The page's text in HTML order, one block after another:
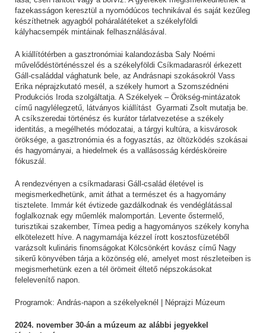
fazekasságon keresztül a nyomódúcos technikával és saját kezűleg
készíthetnek agyagból poháralátéteket a székelyföldi
kályhacsempék mintáinak felhasználásával.
A kiállítótérben a gasztronómiai kalandozásba Saly Noémi
művelődéstörténésszel és a székelyföldi Csíkmadarasról érkezett
Gáll-családdal vághatunk bele, az Andrásnapi szokásokról Vass
Erika néprajzkutató mesél, a székely humort a Szomszédnéni
Produkciós Iroda szolgáltatja. A Székelyek – Örökség-mintázatok
című nagylélegzetű, látványos kiállítást Gyarmati Zsolt mutatja be.
A csíkszeredai történész és kurátor tárlatvezetése a székely
identitás, a megélhetés módozatai, a tárgyi kultúra, a kisvárosok
öröksége, a gasztronómia és a fogyasztás, az öltözködés szokásai
és hagyományai, a hiedelmek és a vallásosság kérdésköreire
fókuszál.
A rendezvényen a csíkmadarasi Gáll-család életével is
megismerkedhetünk, amit áthat a természet és a hagyomány
tisztelete. Immár két évtizede gazdálkodnak és vendéglátással
foglalkoznak egy műemlék malomportán. Levente őstermelő,
turisztikai szakember, Tímea pedig a hagyományos székely konyha
elkötelezett híve. A nagymamája kézzel írott kosztosfüzetéből
varázsolt kulináris finomságokat Kölcsönkért kovász című Nagy
sikerű könyvében tárja a közönség elé, amelyet most részleteiben is
megismerhetünk ezen a tél örömeit éltető népszokásokat
felelevenítő napon.
Programok: András-napon a székelyeknél | Néprajzi Múzeum
2024. november 30-án a múzeum az alábbi jegyekkel